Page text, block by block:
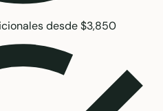
desde $3,850